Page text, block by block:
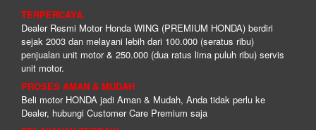
TERPERCAYA.
Dealer Resmi Motor Honda WING (PREMIUM HONDA) berdiri
sejak 2003 dan melayani lebih dari 100.000 (seratus ribu)
penjualan unit motor & 250.000 (dua ratus lima puluh ribu) servis
unit motor.
PROSES AMAN & MUDAH
Beli motor HONDA jadi Aman & Mudah, Anda tidak perlu ke
Dealer, hubungi Customer Care Premium saja